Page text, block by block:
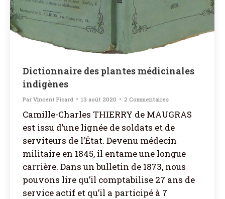
Dictionnaire des plantes médicinales
indigènes
Par Vincent Picard 13 août 2020 2 Commentaires
Camille-Charles THIERRY de MAUGRAS
est issu d’une lignée de soldats et de
serviteurs de l’État. Devenu médecin
militaire en 1845, il entame une longue
carrière. Dans un bulletin de 1873, nous
pouvons lire qu’il comptabilise 27 ans de
service actif et qu’il a participé à 7